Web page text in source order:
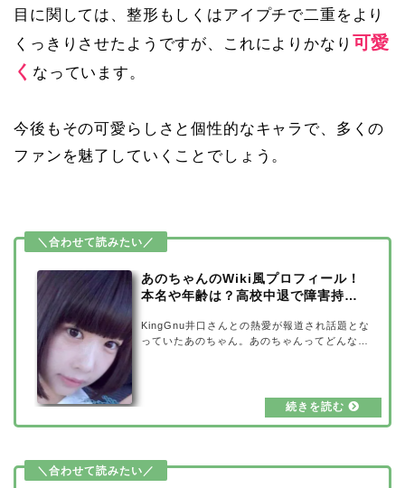
目に関しては、整形もしくはアイプチで二重をより
くっきりさせたようですが、これによりかなり 可愛
く なっています。
今後もその可愛らしさと個性的なキャラで、多くの
ファンを魅了していくことでしょう。
あのちゃんのWiki風プロフィール！
本名や年齢は？高校中退で障害持
KingGnu井口さんとの熱愛が報道され話題とな
っていたあのちゃん。あのちゃんってどんな
ゃんのWiki風プロフィールをご紹介していきま
す。また、公開されていない本名や年齢、さら
のちゃんのWiki風プロフィールまずはあのちゃ
んのWiki風プロフィールをご紹介していきまし